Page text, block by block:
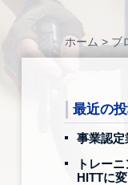
ホーム > ブ
最近の
事業認定
トレー
HITTに変